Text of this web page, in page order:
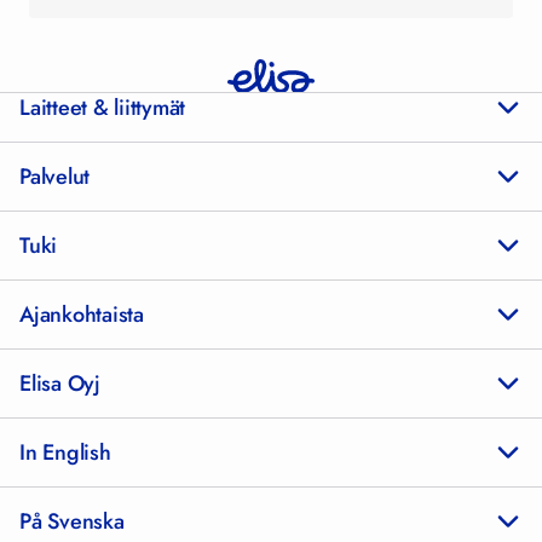
Laitteet & liittymät
Palvelut
Tuki
Ajankohtaista
Elisa Oyj
In English
På Svenska